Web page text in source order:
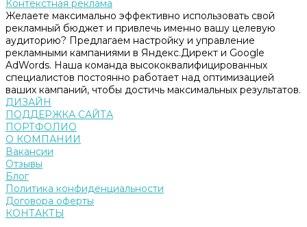
Контекстная реклама
Желаете максимально эффективно использовать свой
рекламный бюджет и привлечь именно вашу целевую
аудиторию? Предлагаем настройку и управление
рекламными кампаниями в Яндекс.Директ и Google
AdWords. Наша команда высококвалифицированных
специалистов постоянно работает над оптимизацией
ваших кампаний, чтобы достичь максимальных результатов.
ДИЗАЙН
ПОДДЕРЖКА САЙТА
ПОРТФОЛИО
О КОМПАНИИ
Вакансии
Отзывы
Блог
Политика конфиденциальности
Договора оферты
КОНТАКТЫ